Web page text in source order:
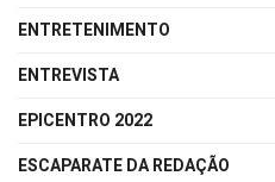
ENTRETENIMENTO
ENTREVISTA
EPICENTRO 2022
ESCAPARATE DA REDAÇÃO